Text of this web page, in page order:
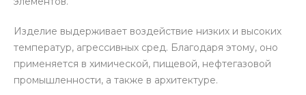
Изделие выдерживает воздействие низких и высоких
температур, агрессивных сред. Благодаря этому, оно
применяется в химической, пищевой, нефтегазовой
промышленности, а также в архитектуре.